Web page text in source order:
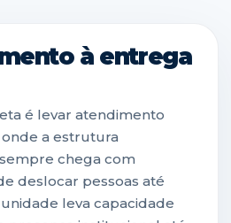
à entrega
é levar atendimento
a estrutura
chega com
deslocar pessoas até
leva capacidade